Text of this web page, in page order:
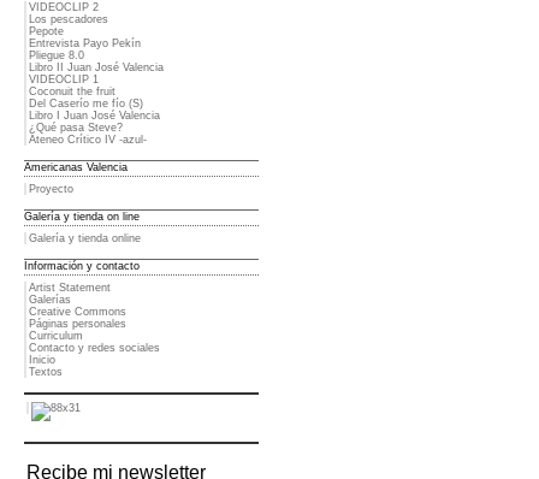
VIDEOCLIP 2
Los pescadores
Pepote
Entrevista Payo Pekín
Pliegue 8.0
Libro II Juan José Valencia
VIDEOCLIP 1
Coconuit the fruit
Del Caserío me fío (S)
Libro I Juan José Valencia
¿Qué pasa Steve?
Ateneo Crítico IV -azul-
Americanas Valencia
Proyecto
Galería y tienda on line
Galería y tienda online
Información y contacto
Artist Statement
Galerías
Creative Commons
Páginas personales
Curriculum
Contacto y redes sociales
Inicio
Textos
Recibe mi newsletter